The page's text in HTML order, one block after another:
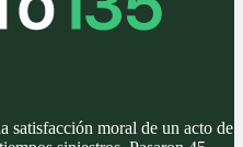
satisfacción moral de un acto de